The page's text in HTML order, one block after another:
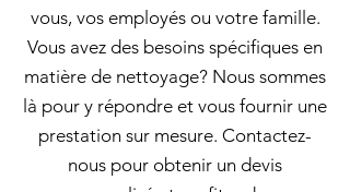
vous, vos employés ou votre famille.
Vous avez des besoins spécifiques en
matière de nettoyage? Nous sommes
là pour y répondre et vous fournir une
prestation sur mesure. Contactez-
nous pour obtenir un devis